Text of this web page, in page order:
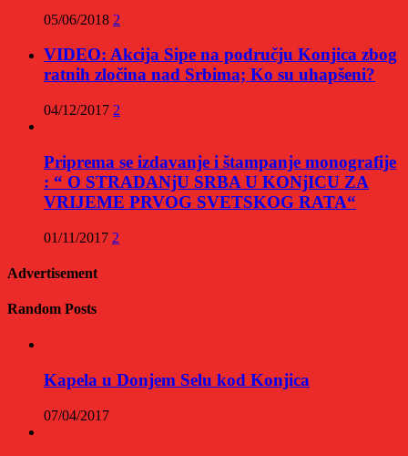
05/06/2018 2
VIDEO: Akcija Sipe na području Konjica zbog
ratnih zločina nad Srbima; Ko su uhapšeni?
04/12/2017 2
Priprema se izdavanje i štampanje monografije
: “ O STRADANjU SRBA U KONjICU ZA
VRIJEME PRVOG SVETSKOG RATA“
01/11/2017 2
Advertisement
Random Posts
Kapela u Donjem Selu kod Konjica
07/04/2017